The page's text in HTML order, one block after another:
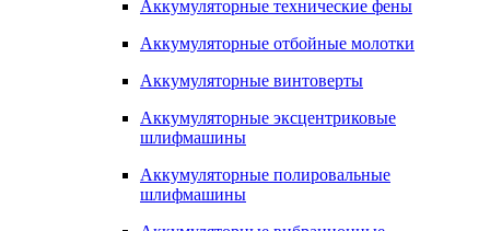
Аккумуляторные технические фены
Аккумуляторные отбойные молотки
Аккумуляторные винтоверты
Аккумуляторные эксцентриковые
шлифмашины
Аккумуляторные полировальные
шлифмашины